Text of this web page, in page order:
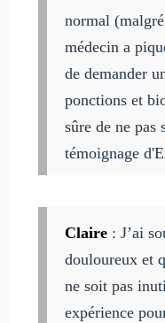
normal
médecin a
de demander
ponctions et
sûre de ne
témoignage
Claire: J’ai
douloureux et
ne soit pas
expérience